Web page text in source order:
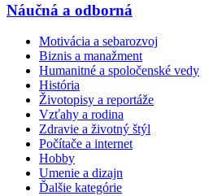
Náučná a odborná
Motivácia a sebarozvoj
Biznis a manažment
Humanitné a spoločenské vedy
História
Životopisy a reportáže
Vzťahy a rodina
Zdravie a životný štýl
Počítače a internet
Hobby
Umenie a dizajn
Ďalšie kategórie